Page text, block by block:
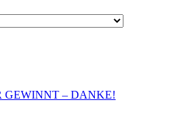
GEWINNT – DANKE!